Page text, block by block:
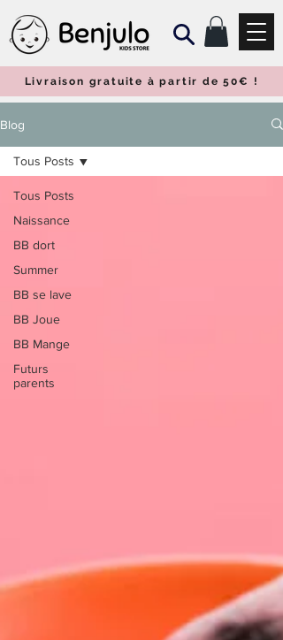
Livraison gratuite à partir de 50€ !
Blog
Tous Posts
Naissance
BB dort
Summer
BB se lave
BB Joue
BB Mange
Futurs
parents
Tous Posts